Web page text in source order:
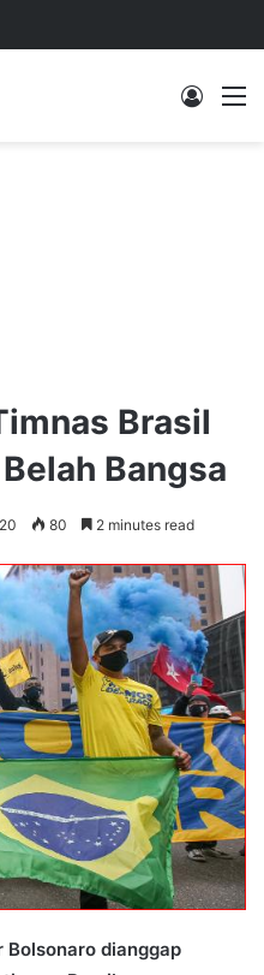
Log In
Brasil
Bangsa
80 2 minutes read
Bolsonaro dianggap